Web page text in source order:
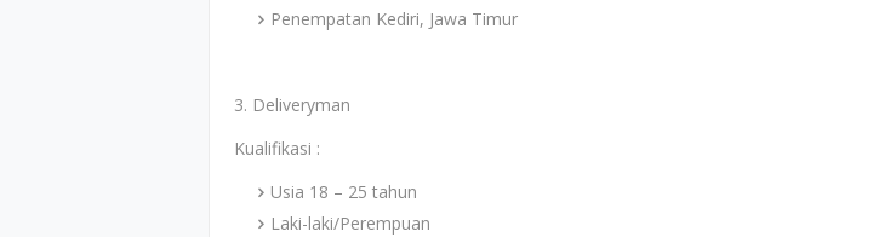
Penempatan Kediri, Jawa Timur
3. Deliveryman
Kualifikasi :
Usia 18 – 25 tahun
Laki-laki/Perempuan